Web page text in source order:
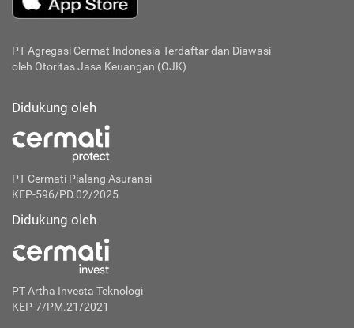
PT Agregasi Cermat Indonesia Terdaftar dan Diawasi
oleh Otoritas Jasa Keuangan (OJK)
Didukung oleh
PT Cermati Pialang Asuransi
KEP-596/PD.02/2025
Didukung oleh
PT Artha Investa Teknologi
KEP-7/PM.21/2021